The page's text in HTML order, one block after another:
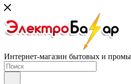
Интернет-магазин бытовых и